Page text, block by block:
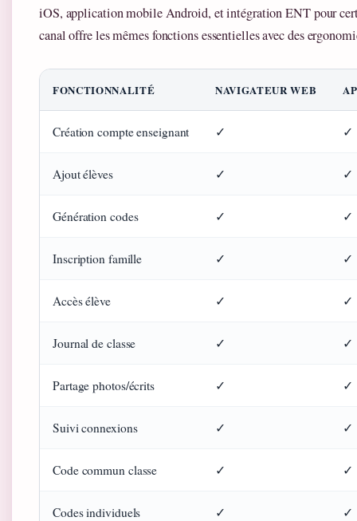
iOS, application mobile Android, et intégration ENT pour
canal offre les mêmes fonctions essentielles avec des
FONCTIONNALITÉ NAVIGATEUR WEB
Création compte enseignant ✓ ✓
Ajout élèves ✓ ✓
Génération codes ✓ ✓
Inscription famille ✓ ✓
Accès élève ✓ ✓
Journal de classe ✓ ✓
Partage photos/écrits ✓ ✓
Suivi connexions ✓ ✓
Code commun classe ✓ ✓
Codes individuels ✓ ✓